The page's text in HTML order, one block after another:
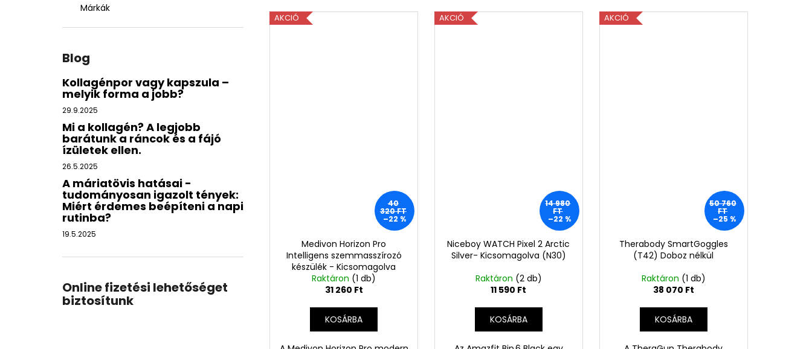
Márkák
Blog
Kollagénpor vagy kapszula –
melyik forma a jobb?
29.9.2025
Mi a kollagén? A legjobb
barátunk a ráncok és a fájó
ízületek ellen.
26.5.2025
A máriatövis hatásai -
tudományosan igazolt tények:
Miért érdemes beépíteni a napi
rutinba?
19.5.2025
Online fizetési lehetőséget
biztosítunk
AKCIÓ
40
320 FT
–22 %
Medivon Horizon Pro
Intelligens szemmasszírozó
készülék - Kicsomagolva
(M55)
Raktáron (1 db)
31 260 Ft
KOSÁRBA
AKCIÓ
14 980
FT
–22 %
Niceboy WATCH Pixel 2 Arctic
Silver- Kicsomagolva (N30)
Raktáron (2 db)
11 590 Ft
KOSÁRBA
AKCIÓ
50 760
FT
–25 %
Therabody SmartGoggles
(T42) Doboz nélkül
Raktáron (1 db)
38 070 Ft
KOSÁRBA